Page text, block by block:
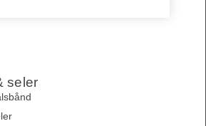
seler